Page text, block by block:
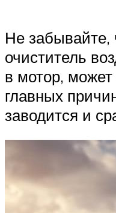
Не забывайте,
очиститель
в мотор,
главных
заводится и